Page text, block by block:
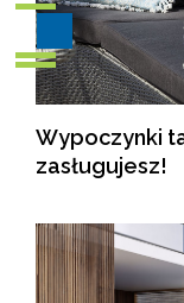
Wypoczynki
zasługujesz!